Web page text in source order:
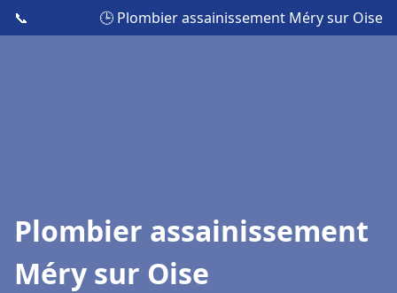
📞 🕒 Plombier assainissement Méry sur Oise
Plombier assainissement
Méry sur Oise